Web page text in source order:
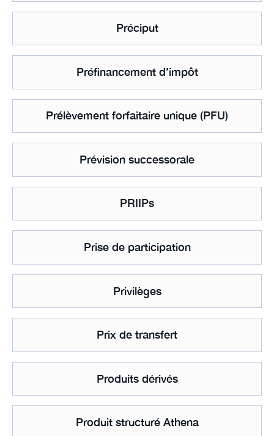
Préciput
Préfinancement d’impôt
Prélèvement forfaitaire unique (PFU)
Prévision successorale
PRIIPs
Prise de participation
Privilèges
Prix de transfert
Produits dérivés
Produit structuré Athena